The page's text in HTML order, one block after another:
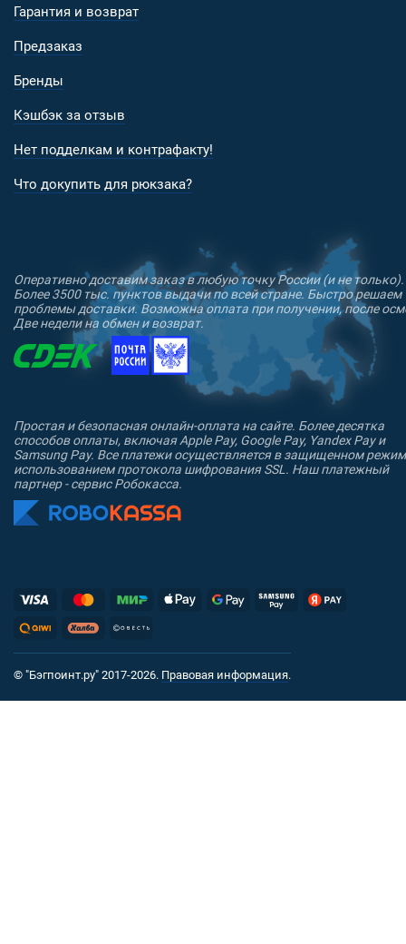
Гарантия и возврат
Предзаказ
Бренды
Кэшбэк за отзыв
Нет подделкам и контрафакту!
Что докупить для рюкзака?
Оперативно доставим заказ в любую точку России (и не только).
Более 3500 тыс. пунктов выдачи по всей стране. Быстро решаем
проблемы доставки. Возможна оплата при получении, после
Две недели на обмен и возврат.
Простая и безопасная онлайн-оплата на сайте. Более десятка
способов оплаты, включая Apple Pay, Google Pay, Yandex Pay и
Samsung Pay. Все платежи осуществляется в защищенном
использованием протокола шифрования SSL. Наш платежный
партнер - сервис Робокасса.
© "Бэгпоинт.ру" 2017-2026. Правовая информация.